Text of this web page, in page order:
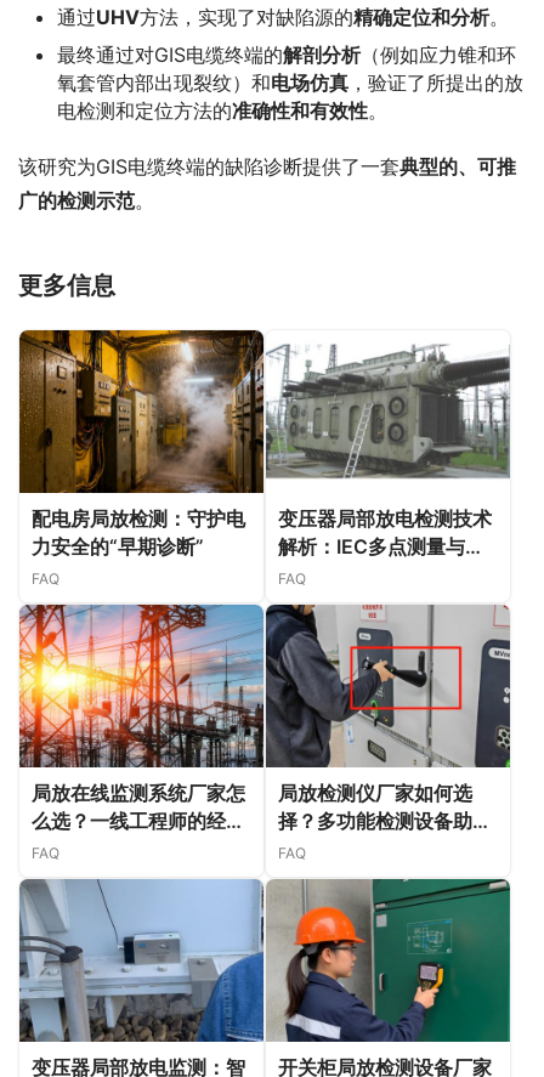
通过UHV方法，实现了对缺陷源的精确定位和分析。
最终通过对GIS电缆终端的解剖分析（例如应力锥和环
氧套管内部出现裂纹）和电场仿真 ，验证了所提出的放
电检测和定位方法的准确性和有效性。
该研究为GIS电缆终端的缺陷诊断提供了一套典型的、可推
广的检测示范。
更多信息
配电房局放检测：守护电
力安全的“早期诊断”
FAQ
变压器局部放电检测技术
解析：IEC多点测量与
UHF局放监测如何联合提
升诊断准确率？
FAQ
局放在线监测系统厂家怎
么选？一线工程师的经验
分享
FAQ
局放检测仪厂家如何选
择？多功能检测设备助力
电力安全
FAQ
变压器局部放电监测：智 开关柜局放检测设备厂家